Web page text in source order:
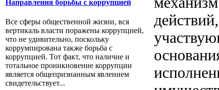
Направления борьбы с коррупцией
Все сферы общественной жизни, вся
вертикаль власти поражены коррупцией,
что не удивительно, поскольку
коррумпирована также борьба с
коррупцией. Тот факт, что наличие и
тотальное проникновение коррупции
является общепризнанным явлением
свидетельствует...